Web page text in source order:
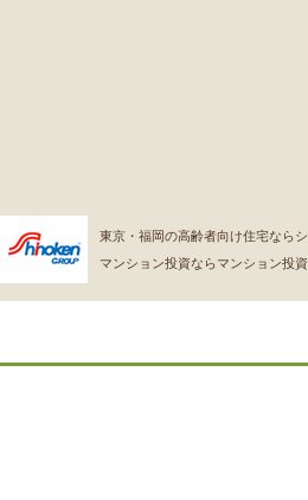
東京・福岡の高齢者向け住宅なら
マンション投資ならマンション投